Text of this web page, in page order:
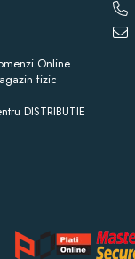
Online
fizic
DISTRIBUTIE